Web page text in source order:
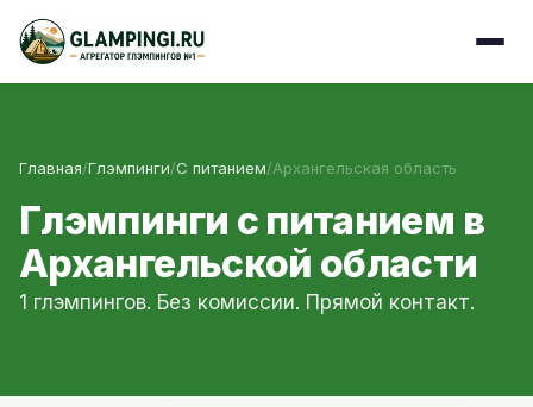
Главная/Глэмпинги/С питанием/Архангельская область
Глэмпинги с питанием в
Архангельской области
1 глэмпингов. Без комиссии. Прямой контакт.